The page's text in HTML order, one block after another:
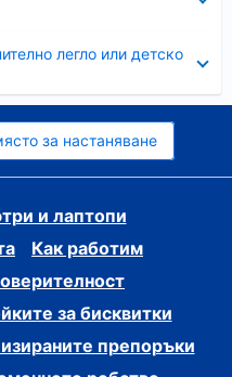
легло или детско
за настаняване
и лаптопи
Как работим
за бисквитки
препоръки